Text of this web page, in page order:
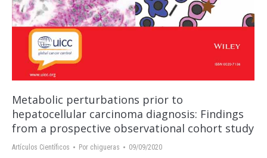
Metabolic perturbations prior to
hepatocellular carcinoma diagnosis: Findings
from a prospective observational cohort study
Artículos Científicos Por chigueras 09/09/2020